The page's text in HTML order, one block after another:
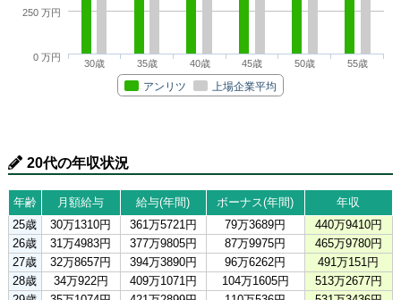
アンリツ 上場企業平均
30歳 35歳 40歳 45歳 50歳 55歳
0 万円
250 万円
20代の年収状況
年齢 月額給与 給与(年間) ボーナス(年間)
年収
25歳
30万1310円 361万5721円 79万3689円
440万9410円
26歳
31万4983円 377万9805円 87万9975円
465万9780円
27歳
32万8657円 394万3890円 96万6262円
491万151円
28歳
34万922円 409万1071円 104万1605円
513万2677円